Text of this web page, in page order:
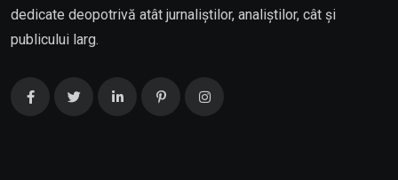
dedicate deopotrivă atât jurnaliștilor, analiștilor, cât și
publicului larg.